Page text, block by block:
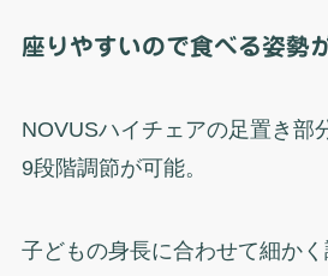
座りやすいので食べる姿勢
NOVUSハイチェアの足置き部
9段階調節が可能。
子どもの身長に合わせて細か